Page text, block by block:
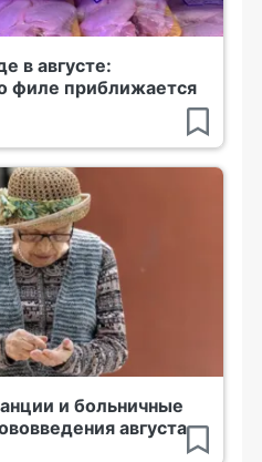
в августе:
филе приближается
и больничные
августа